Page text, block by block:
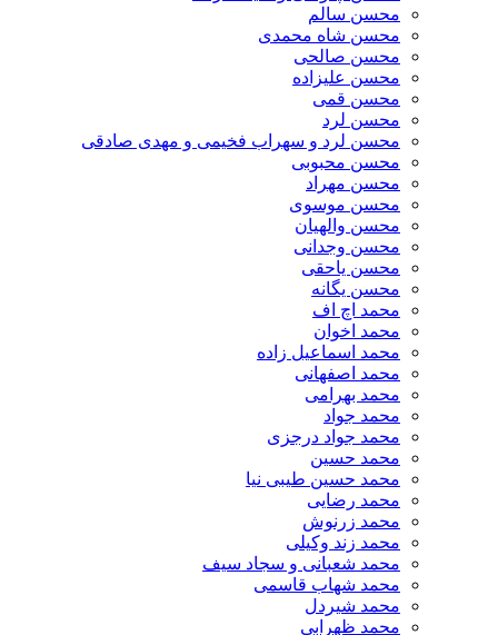
محسن سالم
محسن شاه محمدی
محسن صالحی
محسن علیزاده
محسن قمی
محسن لرد
محسن لرد و سهراب فخیمی و مهدی صادقی
محسن محبوبی
محسن مهراد
محسن موسوی
محسن والهیان
محسن وجدانی
محسن یاحقی
محسن یگانه
محمد اچ اف
محمد اخوان
محمد اسماعیل زاده
محمد اصفهانی
محمد بهرامی
محمد جواد
محمد جواد درجزی
محمد حسین
محمد حسین طیبی نیا
محمد رضایی
محمد زرنوش
محمد زند وکیلی
محمد شعبانی و سجاد سیف
محمد شهاب قاسمی
​محمد شیردل
محمد ظهرابی